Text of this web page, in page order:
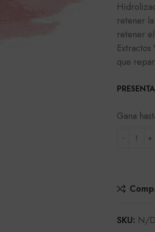
retener
retener
que
Gana
SKU: N/D